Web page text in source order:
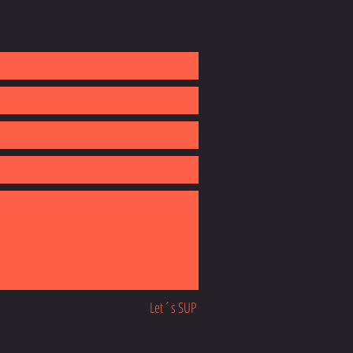
Let´s SUP